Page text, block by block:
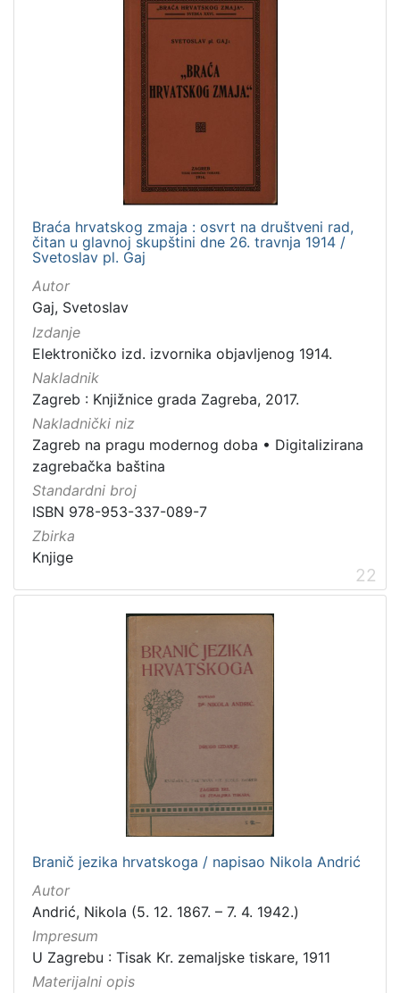
Braća hrvatskog zmaja : osvrt na društveni rad,
čitan u glavnoj skupštini dne 26. travnja 1914 /
Svetoslav pl. Gaj
Autor
Gaj, Svetoslav
Izdanje
Elektroničko izd. izvornika objavljenog 1914.
Nakladnik
Zagreb : Knjižnice grada Zagreba, 2017.
Nakladnički niz
Zagreb na pragu modernog doba • Digitalizirana
zagrebačka baština
Standardni broj
ISBN 978-953-337-089-7
Zbirka
Knjige
22
Branič jezika hrvatskoga / napisao Nikola Andrić
Autor
Andrić, Nikola (5. 12. 1867. – 7. 4. 1942.)
Impresum
U Zagrebu : Tisak Kr. zemaljske tiskare, 1911
Materijalni opis